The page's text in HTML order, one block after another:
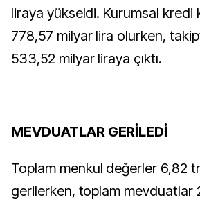
liraya yükseldi. Kurumsal kredi
778,57 milyar lira olurken,
533,52 milyar liraya çıktı.
MEVDUATLAR GERİLEDİ
Toplam menkul değerler 6,82
gerilerken, toplam mevduatlar